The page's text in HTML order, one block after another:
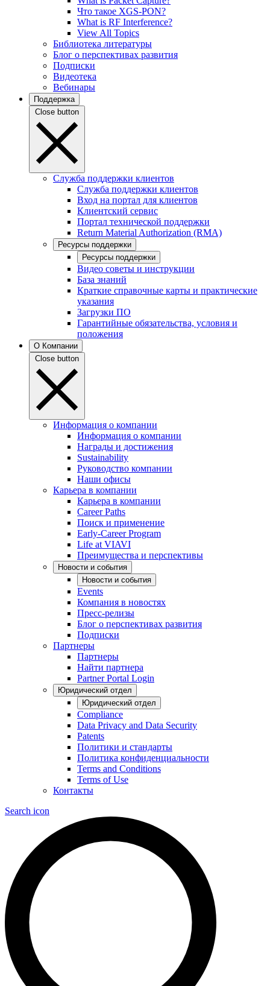
Что такое XGS-PON?
What is RF Interference?
View All Topics
Библиотека литературы
Блог о перспективах развития
Подписки
Видеотека
Вебинары
Поддержка
Close button
Служба поддержки клиентов
Служба поддержки клиентов
Вход на портал для клиентов
Клиентский сервис
Портал технической поддержки
Return Material Authorization (RMA)
Ресурсы поддержки
Ресурсы поддержки
Видео советы и инструкции
База знаний
Краткие справочные карты и практические
указания
Загрузки ПО
Гарантийные обязательства, условия и
положения
О Компании
Close button
Информация о компании
Информация о компании
Награды и достижения
Sustainability
Руководство компании
Наши офисы
Карьера в компании
Карьера в компании
Career Paths
Поиск и применение
Early-Career Program
Life at VIAVI
Преимущества и перспективы
Новости и события
Новости и события
Events
Компания в новостях
Пресс-релизы
Блог о перспективах развития
Подписки
Партнеры
Партнеры
Найти партнера
Partner Portal Login
Юридический отдел
Юридический отдел
Compliance
Data Privacy and Data Security
Patents
Политики и стандарты
Политика конфиденциальности
Terms and Conditions
Terms of Use
Контакты
Search icon